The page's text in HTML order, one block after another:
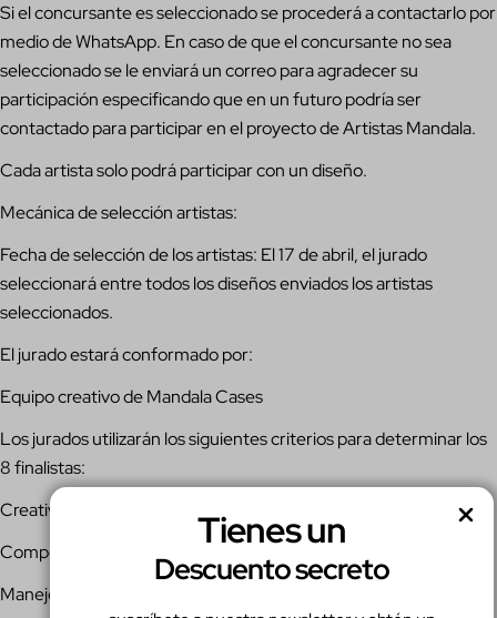
Tienes un
Descuento secreto
Si el concursante es seleccionado se procederá a contactarlo por
medio de WhatsApp. En caso de que el concursante no sea
seleccionado se le enviará un correo para agradecer su
participación especificando que en un futuro podría ser
contactado para participar en el proyecto de Artistas Mandala.
Cada artista solo podrá participar con un diseño.
Mecánica de selección artistas:
Fecha de selección de los artistas: El 17 de abril, el jurado
seleccionará entre todos los diseños enviados los artistas
seleccionados.
El jurado estará conformado por:
Equipo creativo de Mandala Cases
Los jurados utilizarán los siguientes criterios para determinar los
8 finalistas:
Creatividad
Composición
Manejo de líneas